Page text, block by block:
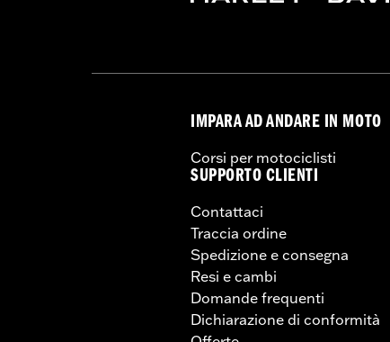
IMPARA AD ANDARE IN MOTO
Corsi per motociclisti
SUPPORTO CLIENTI
Contattaci
Traccia ordine
Spedizione e consegna
Resi e cambi
Domande frequenti
Dichiarazione di conformità